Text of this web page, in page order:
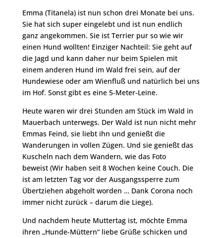
Emma (Titanela) ist nun schon drei Monate bei uns.
Sie hat sich super eingelebt und ist nun endlich
ganz angekommen. Sie ist Terrier pur so wie wir
einen Hund wollten! Einziger Nachteil: Sie geht auf
die Jagd und kann daher nur beim Spielen mit
einem anderen Hund im Wald frei sein, auf der
Hundewiese oder am Wienfluß und natürlich bei uns
im Hof. Sonst gibt es eine 5-Meter-Leine.
Heute waren wir drei Stunden am Stück im Wald in
Mauerbach unterwegs. Der Wald ist nun nicht mehr
Emmas Feind, sie liebt ihn und genießt die
Wanderungen in vollen Zügen. Und sie genießt das
Kuscheln nach dem Wandern, wie das Foto
beweist (Wir haben seit 8 Wochen keine Couch. Die
ist am letzten Tag vor der Ausgangssperre zum
Übertziehen abgeholt worden … Dank Corona noch
immer nicht zurück – darum die Liege).
Und nachdem heute Muttertag ist, möchte Emma
ihren „Hunde-Müttern“ liebe Grüße schicken und